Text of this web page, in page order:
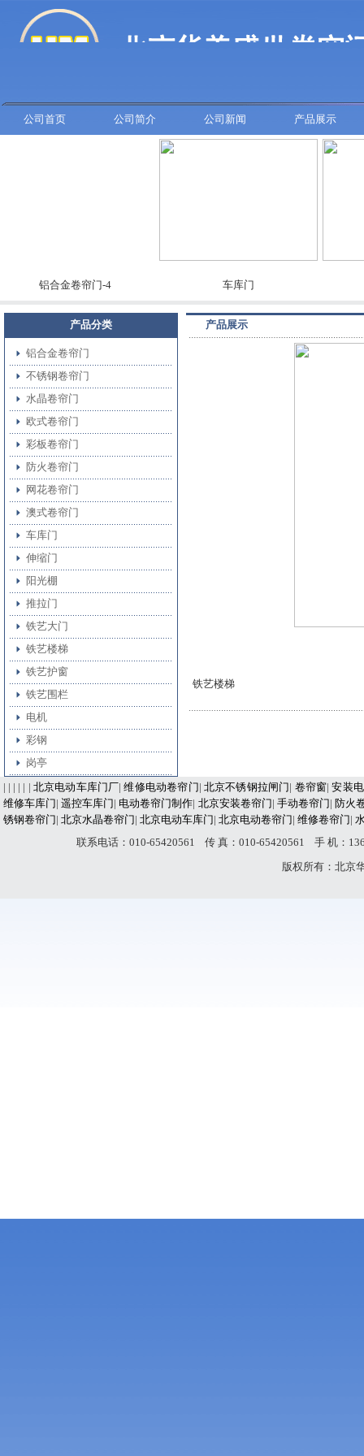
公司首页 公司简介 公司新闻 产品展示
铝合金卷帘门-4 车库门
产品分类
铝合金卷帘门
不锈钢卷帘门
水晶卷帘门
欧式卷帘门
彩板卷帘门
防火卷帘门
网花卷帘门
澳式卷帘门
车库门
伸缩门
阳光棚
推拉门
铁艺大门
铁艺楼梯
铁艺护窗
铁艺围栏
电机
彩钢
岗亭
产品展示
铁艺楼梯
| | | | | | 北京电动车库门厂|维修电动卷帘门| 北京不锈钢拉闸门| 卷帘窗|安装
维修车库门| 遥控车库门| 电动卷帘门制作| 北京安装卷帘门| 手动卷帘门| 防火
锈钢卷帘门| 北京水晶卷帘门| 北京电动车库门| 北京电动卷帘门| 维修卷帘门|
联系电话：010-65420561 传 真：010-65420561 手 机：
版权所有：北京